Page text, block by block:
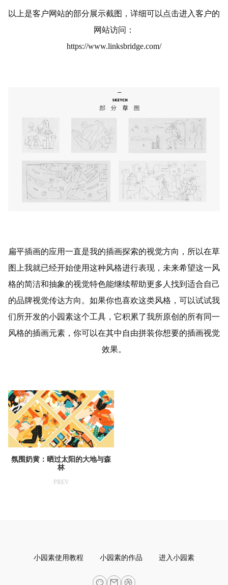
以上是客户网站的部分展示截图，详细可以点击进入客户的
网站访问：
https://www.linksbridge.com/
扁平插画的应用一直是我的插画探索的视觉方向，所以在草
图上我就已经开始使用这种风格进行表现，未来希望这一风
格的简洁和抽象的视觉特色能继续帮助更多人找到适合自己
的品牌视觉传达方向。如果你也喜欢这类风格，可以试试我
们所开发的小园素这个工具，它积累了我所原创的所有同一
风格的插画元素，你可以在其中自由拼装你想要的插画视觉
效果。
氛围奶黄：晒过太阳的大地与森
林
PREV
小园素使用教程 小园素的作品 进入小园素